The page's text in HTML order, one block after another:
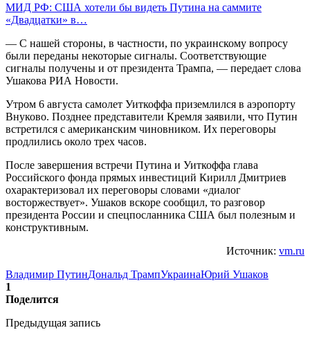
МИД РФ: США хотели бы видеть Путина на саммите
«Двадцатки» в…
— С нашей стороны, в частности, по украинскому вопросу
были переданы некоторые сигналы. Соответствующие
сигналы получены и от президента Трампа, — передает слова
Ушакова РИА Новости.
Утром 6 августа самолет Уиткоффа приземлился в аэропорту
Внуково. Позднее представители Кремля заявили, что Путин
встретился с американским чиновником. Их переговоры
продлились около трех часов.
После завершения встречи Путина и Уиткоффа глава
Российского фонда прямых инвестиций Кирилл Дмитриев
охарактеризовал их переговоры словами «диалог
восторжествует». Ушаков вскоре сообщил, то разговор
президента России и спецпосланника США был полезным и
конструктивным.
Источник: vm.ru
Владимир ПутинДональд ТрампУкраинаЮрий Ушаков
1
Поделится
Предыдущая запись